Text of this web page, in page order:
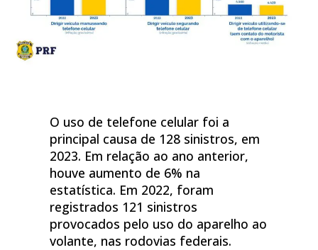
O uso de telefone celular foi a
principal causa de 128 sinistros, em
2023. Em relação ao ano anterior,
houve aumento de 6% na
estatística. Em 2022, foram
registrados 121 sinistros
provocados pelo uso do aparelho ao
volante, nas rodovias federais.